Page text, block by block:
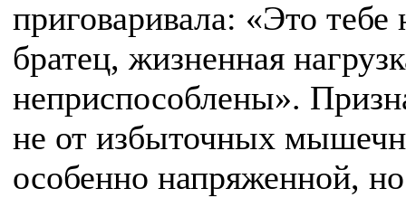
приговаривала: «Это тебе
братец, жизненная
неприспособлены».
не от избыточных
особенно напряженной,